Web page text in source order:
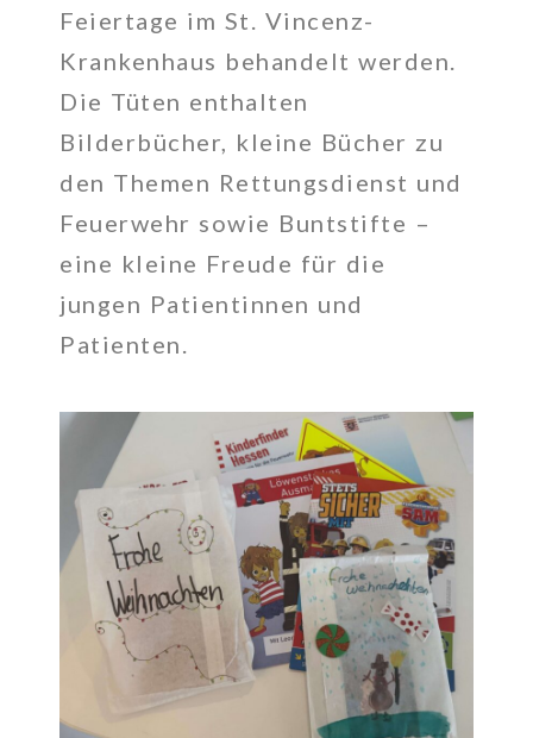
Feiertage im St. Vincenz-
Krankenhaus behandelt werden.
Die Tüten enthalten
Bilderbücher, kleine Bücher zu
den Themen Rettungsdienst und
Feuerwehr sowie Buntstifte –
eine kleine Freude für die
jungen Patientinnen und
Patienten.